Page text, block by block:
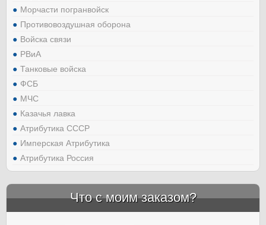
Морчасти погранвойск
Противовоздушная оборона
Войска связи
РВиА
Танковые войска
ФСБ
МЧС
Казачья лавка
Атрибутика СССР
Имперская Атрибутика
Атрибутика Россия
Что с моим заказом?